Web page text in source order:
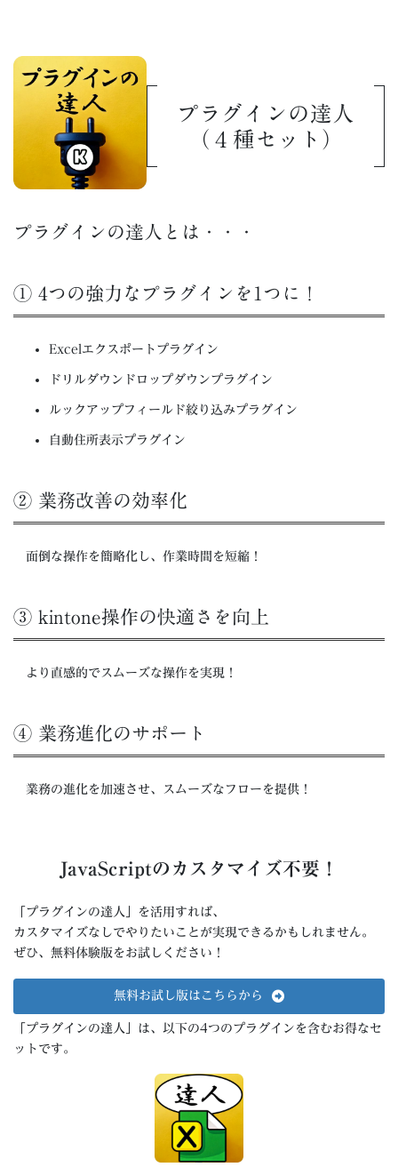
プラグインの達人
（４種セット）
プラグインの達人とは・・・
① 4つの強力なプラグインを1つに！
Excelエクスポートプラグイン
ドリルダウンドロップダウンプラグイン
ルックアップフィールド絞り込みプラグイン
自動住所表示プラグイン
② 業務改善の効率化
面倒な操作を簡略化し、作業時間を短縮！
③ kintone操作の快適さを向上
より直感的でスムーズな操作を実現！
④ 業務進化のサポート
業務の進化を加速させ、スムーズなフローを提供！
JavaScriptのカスタマイズ不要！
「プラグインの達人」を活用すれば、
カスタマイズなしでやりたいことが実現できるかもしれません。
ぜひ、無料体験版をお試しください！
無料お試し版はこちらから
「プラグインの達人」は、以下の4つのプラグインを含むお得なセ
ットです。